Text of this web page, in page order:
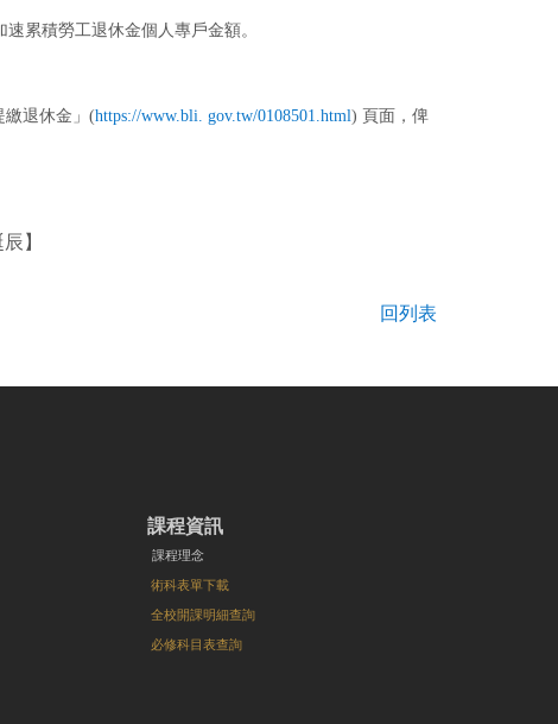
累積勞工退休金個人專戶金額。
繳退休金」(https://www.bli. gov.tw/0108501.html) 頁面，俾
】
回列表
課程資訊
課程理念
術科表單下載
全校開課明細查詢
必修科目表查詢